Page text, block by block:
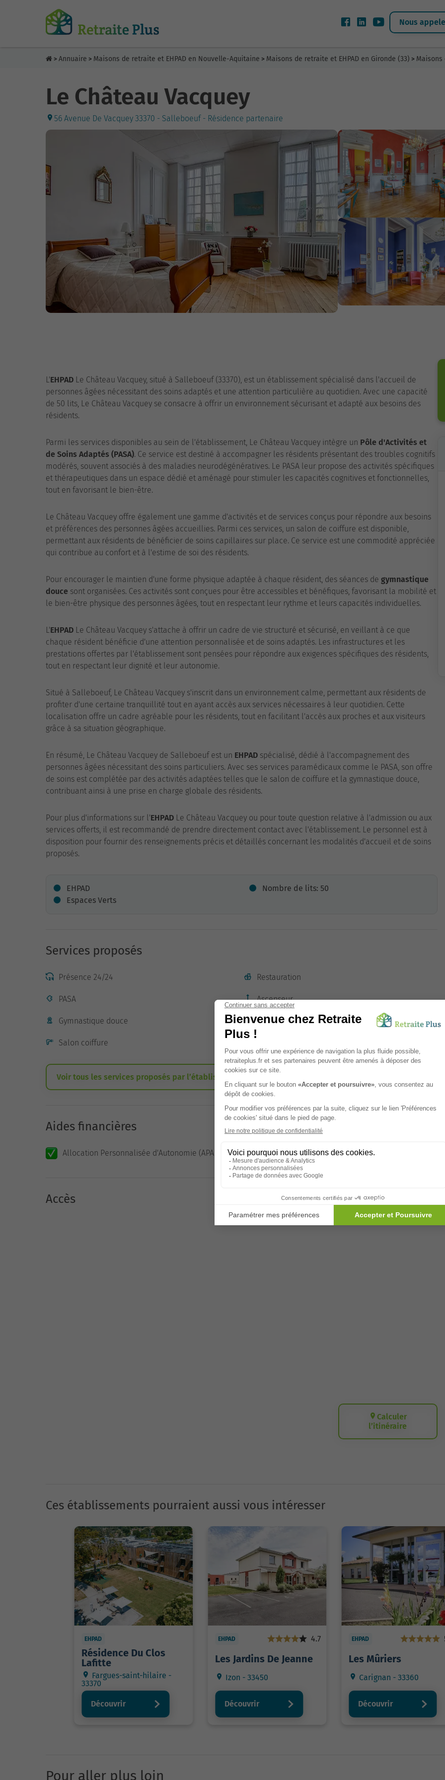
Nous
> Annuaire > Maisons de retraite et EHPAD en Nouvelle-Aquitaine > Maisons de retraite et EHPAD en Gironde (33) > Maisons
Le Château Vacquey
56 Avenue De Vacquey 33370 - Salleboeuf - Résidence partenaire
L'EHPAD Le Château Vacquey, situé à Salleboeuf (33370), est un établissement spécialisé dans l'accueil de
personnes âgées nécessitant des soins adaptés et une attention particulière au quotidien. Avec une capacité
de 50 lits, Le Château Vacquey se consacre à offrir un environnement sécurisant et adapté aux besoins des
résidents.
Parmi les services disponibles au sein de l'établissement, Le Château Vacquey intègre un Pôle d'Activités et
de Soins Adaptés (PASA). Ce service est destiné à accompagner les résidents présentant des troubles cognitifs
modérés, souvent associés à des maladies neurodégénératives. Le PASA leur propose des activités spécifiques
et thérapeutiques dans un espace dédié et aménagé pour stimuler les capacités cognitives et fonctionnelles,
tout en favorisant le bien-être.
Le Château Vacquey offre également une gamme d'activités et de services conçus pour répondre aux besoins
et préférences des personnes âgées accueillies. Parmi ces services, un salon de coiffure est disponible,
permettant aux résidents de bénéficier de soins capillaires sur place. Ce service est une commodité appréciée
qui contribue au confort et à l'estime de soi des résidents.
Pour encourager le maintien d'une forme physique adaptée à chaque résident, des séances de gymnastique
douce sont organisées. Ces activités sont conçues pour être accessibles et bénéfiques, favorisant la mobilité et
le bien-être physique des personnes âgées, tout en respectant leur rythme et leurs capacités individuelles.
L'EHPAD Le Château Vacquey s'attache à offrir un cadre de vie structuré et sécurisé, en veillant à ce que
chaque résident bénéficie d'une attention personnalisée et de soins adaptés. Les infrastructures et les
prestations offertes par l'établissement sont pensées pour répondre aux exigences spécifiques des résidents,
tout en respectant leur dignité et leur autonomie.
Situé à Salleboeuf, Le Château Vacquey s'inscrit dans un environnement calme, permettant aux résidents de
profiter d'une certaine tranquillité tout en ayant accès aux services nécessaires à leur quotidien. Cette
localisation offre un cadre agréable pour les résidents, tout en facilitant l'accès aux proches et aux visiteurs
grâce à sa situation géographique.
En résumé, Le Château Vacquey de Salleboeuf est un EHPAD spécialisé, dédié à l'accompagnement des
personnes âgées nécessitant des soins particuliers. Avec ses services paramédicaux comme le PASA, son offre
de soins est complétée par des activités adaptées telles que le salon de coiffure et la gymnastique douce,
contribuant ainsi à une prise en charge globale des résidents.
Pour plus d'informations sur l'EHPAD Le Château Vacquey ou pour toute question relative à l'admission ou aux
services offerts, il est recommandé de prendre directement contact avec l'établissement. Le personnel est à
disposition pour fournir des renseignements précis et détaillés concernant les modalités d'accueil et de soins
proposés.
EHPAD
Nombre de lits: 50
Espaces Verts
Services proposés
Présence 24/24 Restauration
PASA Ascenseur
Gymnastique douce Parc
Salon coiffure
Voir tous les services proposés par l’établissement
Aides financières
Allocation Personnalisée d'Autonomie (APA)
Accès
Calculer
l’itinéraire
Ces établissements pourraient aussi vous intéresser
EHPAD
Résidence Du Clos
Lafitte
Fargues-saint-hilaire -
33370
Découvrir
EHPAD 4.7
Les Jardins De Jeanne
Izon - 33450
Découvrir
EHPAD
Les Mûriers
Carignan - 33360
Découvrir
Pour aller plus loin